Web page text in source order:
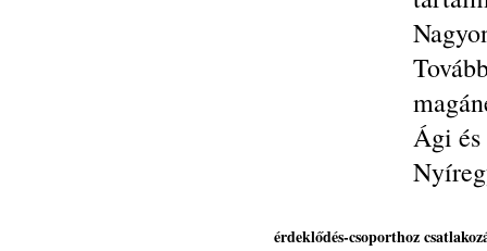
Ági és
érdeklődés-csoporthoz